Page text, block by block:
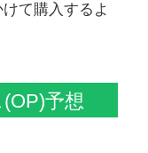
て購入するよ
予想